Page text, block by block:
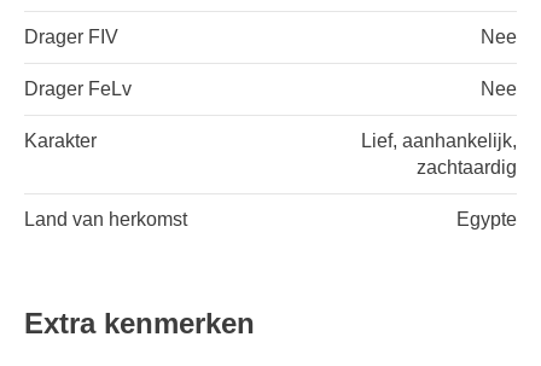
Drager FIV Nee
Drager FeLv Nee
Karakter
Lief, aanhankelijk,
zachtaardig
Land van herkomst Egypte
Extra kenmerken